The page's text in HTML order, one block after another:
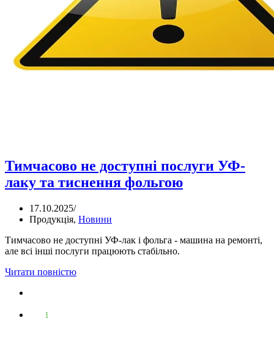
Тимчасово не доступні послуги УФ-
лаку та тиснення фольгою
17.10.2025/
Продукція, Новини
Тимчасово не доступні УФ-лак і фольга - машина на ремонті,
але всі інші послуги працюють стабільно.
Читати повністю
1